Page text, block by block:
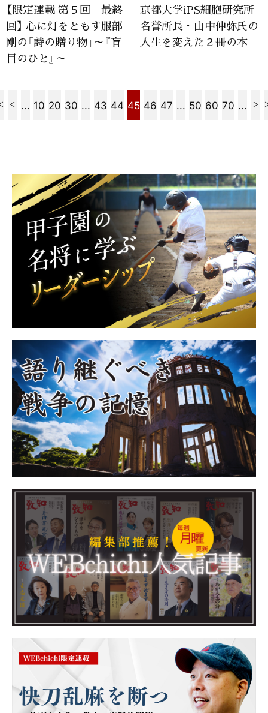
【限定連載 第５回｜最終
回】 心に灯をともす服部
剛の「詩の贈り物」～『盲
目のひと』～
京都大学iPS細胞研究所
名誉所長・山中伸弥氏の
人生を変えた２冊の本
... 10 20 30 ... 43 44 45 46 47 ... 50 60 70 ...